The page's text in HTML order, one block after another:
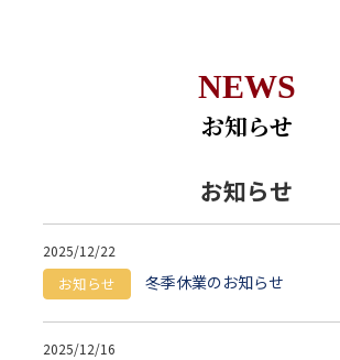
NEWS
お知らせ
お知らせ
2025/12/22
お知らせ 冬季休業のお知らせ
2025/12/16